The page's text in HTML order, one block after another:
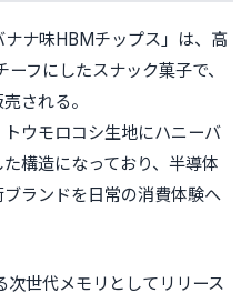
ナ味HBMチップス」は、高
フにしたスナック菓子で、
される。
ウモロコシ生地にハニーバ
構造になっており、半導体
ランドを日常の消費体験へ
世代メモリとしてリリース